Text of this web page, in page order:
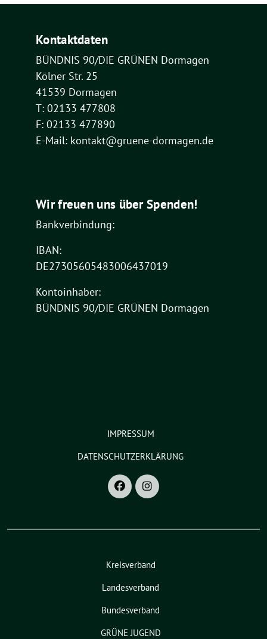
Kontaktdaten
BÜNDNIS 90/DIE GRÜNEN Dormagen
Kölner Str. 25
41539 Dormagen
T: 02133 477808
F: 02133 477890
E-Mail: kontakt@gruene-dormagen.de
Wir freuen uns über Spenden!
Bankverbindung:
IBAN:
DE27305605483006437019
Kontoinhaber:
BÜNDNIS 90/DIE GRÜNEN Dormagen
IMPRESSUM
DATENSCHUTZERKLÄRUNG
Kreisverband
Landesverband
Bundesverband
GRÜNE JUGEND